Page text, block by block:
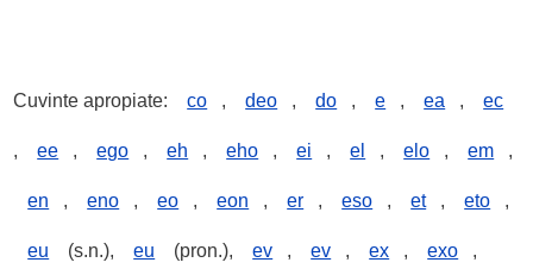
Cuvinte apropiate: co , deo , do , e , ea , ec
, ee , ego , eh , eho , ei , el , elo , em ,
en , eno , eo , eon , er , eso , et , eto ,
eu (s.n.), eu (pron.), ev , ev , ex , exo ,